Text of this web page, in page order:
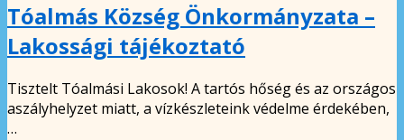
Tóalmás Község Önkormányzata –
Lakossági tájékoztató
Tisztelt Tóalmási Lakosok! A tartós hőség és az országos
aszályhelyzet miatt, a vízkészleteink védelme érdekében,
…